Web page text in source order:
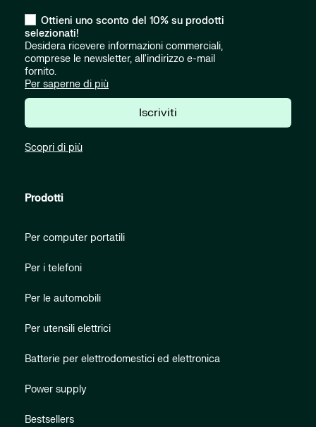
Ottieni uno sconto del 10% su prodotti
selezionati!
Desidera ricevere informazioni commerciali,
comprese le newsletter, all'indirizzo e-mail
fornito.
Per saperne di più
Iscriviti
Scopri di più
Prodotti
Per computer portatili
Per i telefoni
Per le automobili
Per utensili elettrici
Batterie per elettrodomestici ed elettronica
Power supply
Bestsellers